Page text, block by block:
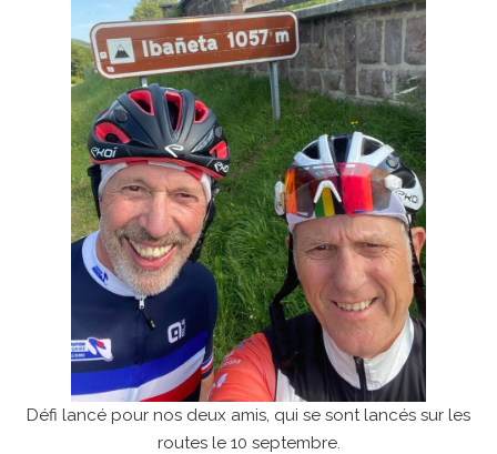
Défi lancé pour nos deux amis, qui se sont lancés sur les
routes le 10 septembre.